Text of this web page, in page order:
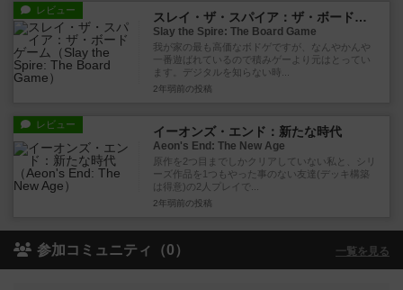
レビュー スレイ・ザ・スパイア：ザ・ボードゲーム
Slay the Spire: The Board Game
我が家の最も高価なボドゲですが、なんやかんや
一番遊ばれているので積みゲーより元はとってい
ます。デジタルを知らない時...
2年弱前 の投稿
レビュー イーオンズ・エンド：新たな時代
Aeon's End: The New Age
原作を2つ目までしかクリアしていない私と、シリ
ーズ作品を1つもやった事のない友達(デッキ構築
は得意)の2人プレイで...
2年弱前 の投稿
参加コミュニティ（0） 一覧を見る